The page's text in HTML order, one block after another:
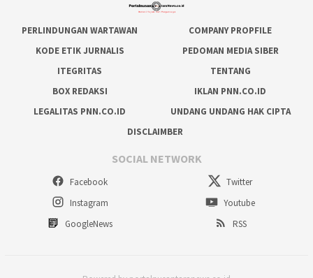
PERLINDUNGAN WARTAWAN
COMPANY PROPFILE
KODE ETIK JURNALIS
PEDOMAN MEDIA SIBER
ITEGRITAS
TENTANG
BOX REDAKSI
IKLAN PNN.CO.ID
LEGALITAS PNN.CO.ID
UNDANG UNDANG HAK CIPTA
DISCLAIMBER
SOCIAL NETWORK
Facebook
Twitter
Instagram
Youtube
GoogleNews
RSS